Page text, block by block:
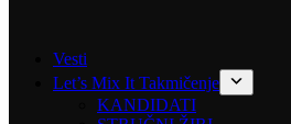
Vesti
Let’s Mix It Takmičenje
KANDIDATI